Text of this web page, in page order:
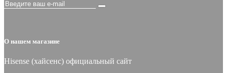
О нашем магазине
Hisense (хайсeнс) официальный сайт